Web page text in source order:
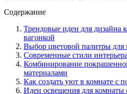
Содержание
Трендовые идеи для дизайна
вагонкой
Выбор цветовой палитры для
Современные стили
Комбинирование
материалами
Как создать уют в комнате с
Идеи освещения для комнаты